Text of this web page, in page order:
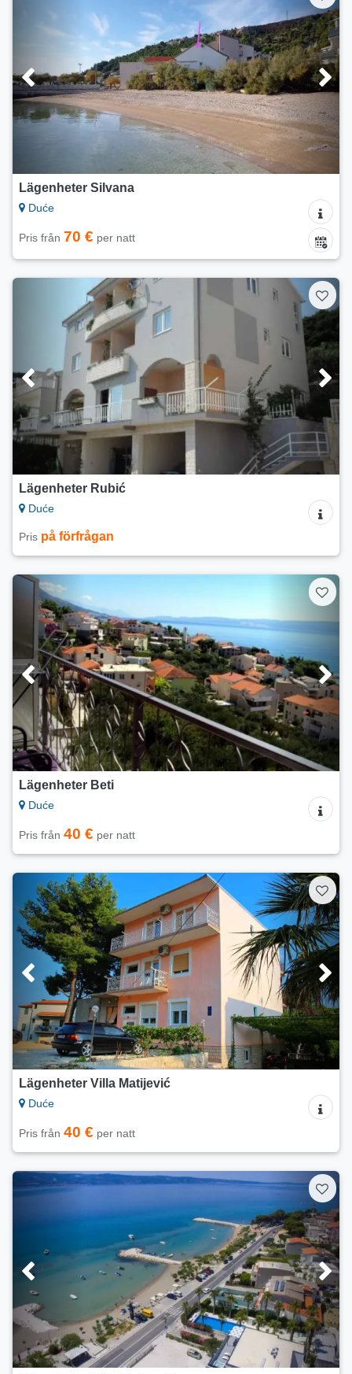
Lägenheter Silvana
Duće
Pris från 70 € per natt
Lägenheter Rubić
Duće
Pris på förfrågan
Lägenheter Beti
Duće
Pris från 40 € per natt
Lägenheter Villa Matijević
Duće
Pris från 40 € per natt